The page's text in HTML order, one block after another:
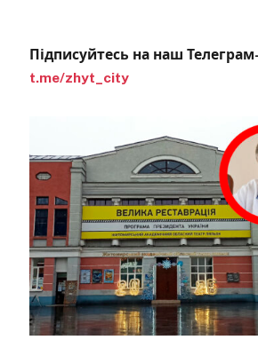
Підписуйтесь на наш
t.me/zhyt_city